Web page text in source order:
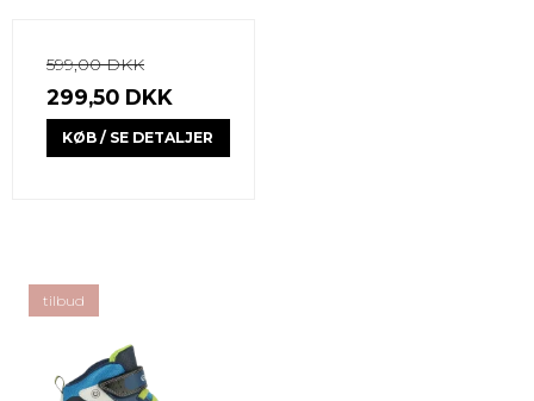
599,00 DKK
299,50 DKK
KØB / SE DETALJER
tilbud